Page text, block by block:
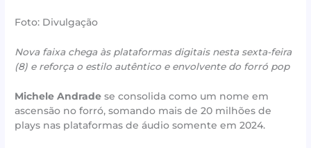
Foto: Divulgação
Nova faixa chega às plataformas digitais nesta sexta-feira
(8) e reforça o estilo autêntico e envolvente do forró pop
Michele Andrade se consolida como um nome em
ascensão no forró, somando mais de 20 milhões de
plays nas plataformas de áudio somente em 2024.